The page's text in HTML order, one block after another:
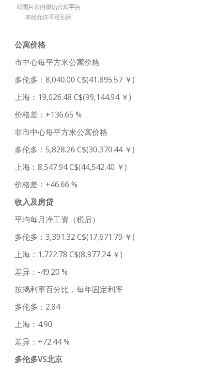
公寓价格
市中心每平方米公寓价格
多伦多：8,040.00 C$(41,895.57 ￥)
上海：19,026.48 C$(99,144.94 ￥)
价格差：+136.65 %
非市中心每平方米公寓价格
多伦多：5,828.26 C$(30,370.44 ￥)
上海：8,547.94 C$(44,542.40 ￥)
价格差：+46.66 %
收入及房贷
平均每月净工资（税后）
多伦多：3,391.32 C$(17,671.79 ￥)
上海：1,722.78 C$(8,977.24 ￥)
差异：-49.20 %
按揭利率百分比，每年固定利率
多伦多：2.84
上海：4.90
差异：+72.44 %
多伦多VS北京